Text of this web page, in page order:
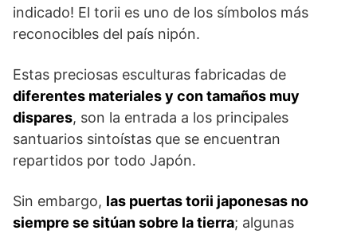
indicado! El torii es uno de los símbolos más
reconocibles del país nipón.
Estas preciosas esculturas fabricadas de
diferentes materiales y con tamaños muy
dispares, son la entrada a los principales
santuarios sintoístas que se encuentran
repartidos por todo Japón.
Sin embargo, las puertas torii japonesas no
siempre se sitúan sobre la tierra; algunas